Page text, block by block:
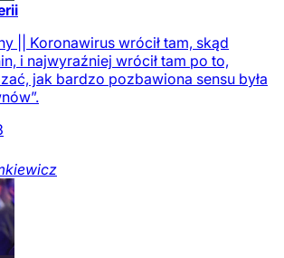
|| Koronawirus wrócił tam, skąd
i najwyraźniej wrócił tam po to,
jak bardzo pozbawiona sensu była